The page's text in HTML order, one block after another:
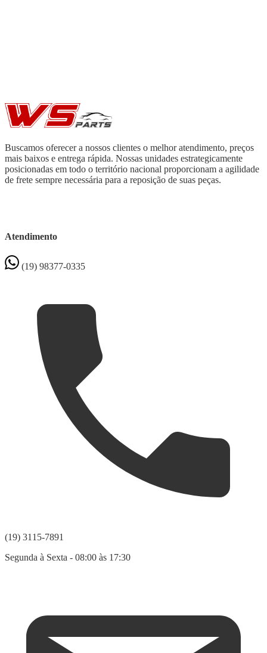
Buscamos oferecer a nossos clientes o melhor atendimento, preços
mais baixos e entrega rápida. Nossas unidades estrategicamente
posicionadas em todo o território nacional proporcionam a agilidade
de frete sempre necessária para a reposição de suas peças.
Atendimento
(19) 98377-0335
(19) 3115-7891
Segunda à Sexta - 08:00 às 17:30